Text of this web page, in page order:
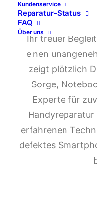
Kundenservice
Reparatur-Status
FAQ
Über uns
Ihr treuer
einen
zeigt plötzlich
Sorge,
Experte für
Handyreparatur
erfahrenen
defektes